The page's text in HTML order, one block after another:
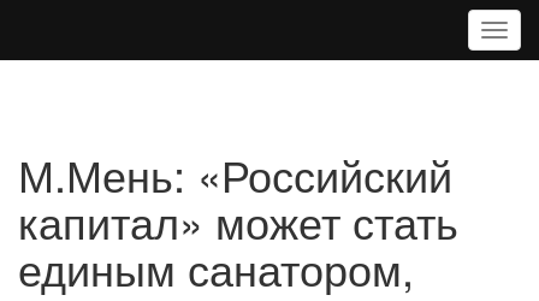
T
o
М.Мень: «Российский
капитал» может стать
единым санатором,